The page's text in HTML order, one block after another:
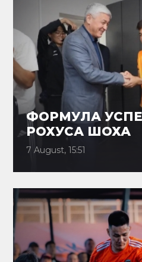
ФОРМУЛА
РОХУСА ШОХА
7 August, 15:51